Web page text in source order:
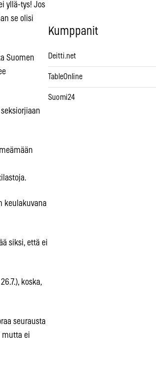
yllä-tys! Jos
se olisi
Suomen
keulakuvana
siksi, että ei
koska,
seurausta
mutta ei
Kumppanit
Deitti.net
TableOnline
Suomi24